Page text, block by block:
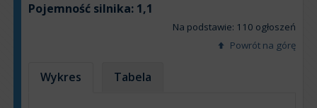
Pojemność silnika: 1,1
Na podstawie: 110 ogłoszeń
Powrót na górę
Wykres Tabela